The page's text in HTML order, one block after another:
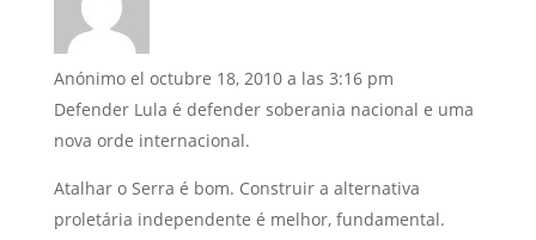
Anónimo el octubre 18, 2010 a las 3:16 pm
Defender Lula é defender soberania nacional e uma
nova orde internacional.
Atalhar o Serra é bom. Construir a alternativa
proletária independente é melhor, fundamental.